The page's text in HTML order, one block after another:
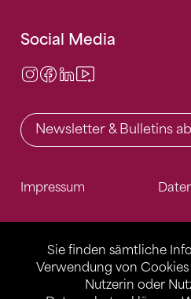
Sie finden sämtliche
Verwendung von
Nutzerin oder
Social Media
Instagram
Facebook
LinkedIn
Newsletter & Bulletins
Impressum